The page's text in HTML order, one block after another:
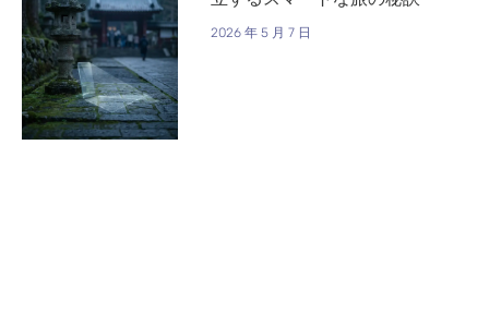
2026 年 5 月 7 日